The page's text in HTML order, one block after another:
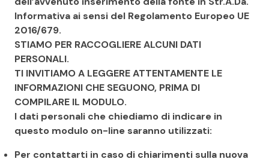
Informativa ai sensi del Regolamento Europeo UE
2016/679.
STIAMO PER RACCOGLIERE ALCUNI DATI
PERSONALI.
TI INVITIAMO A LEGGERE ATTENTAMENTE LE
INFORMAZIONI CHE SEGUONO, PRIMA DI
COMPILARE IL MODULO.
I dati personali che chiediamo di indicare in
questo modulo on-line saranno utilizzati:
Per contattarti in caso di chiarimenti sulla nuova